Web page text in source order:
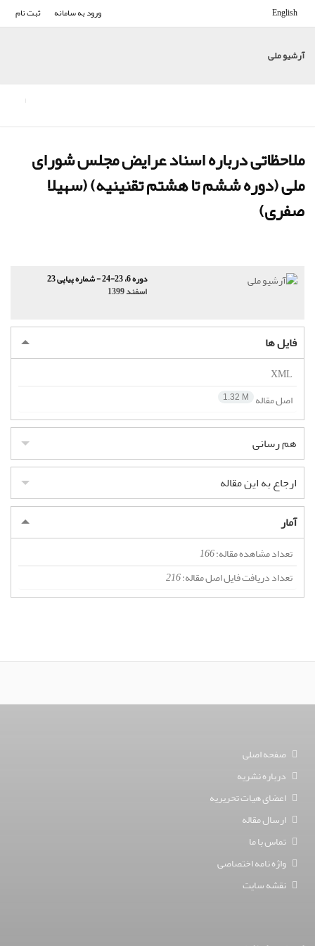
ورود به سامانه ثبت نام English
آرشیو ملی
ملاحظاتی درباره اسناد عرایض مجلس شورای
ملی (دوره ششم تا هشتم تقنینیه) (سهیلا
صفری)
دوره 6، 23-24 - شماره پیاپی 23
اسفند 1399
فایل ها
XML
اصل مقاله
1.32 M
هم رسانی
ارجاع به این مقاله
آمار
تعداد مشاهده مقاله:166
تعداد دریافت فایل اصل مقاله:216
صفحه اصلی
درباره نشریه
اعضای هیات تحریریه
ارسال مقاله
تماس با ما
واژه نامه اختصاصی
نقشه سایت